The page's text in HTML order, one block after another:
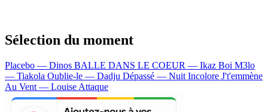
Sélection du moment
Placebo — Dinos BALLE DANS LE COEUR — Ikaz Boi M3lo
— Tiakola Oublie-le — Dadju Dépassé — Nuit Incolore J't'emmène
Au Vent — Louise Attaque